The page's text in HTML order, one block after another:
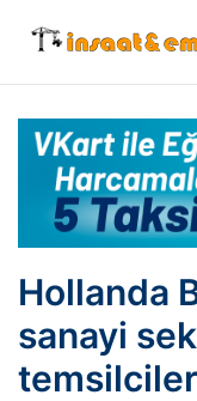
Hollanda
sanayi